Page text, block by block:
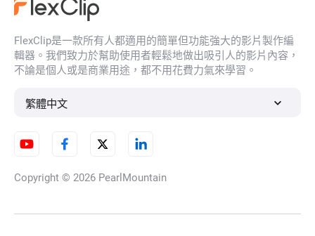
AI 照片刺青去除
FlexClip是一款所有人都適用的簡單但功能強大的影片製作編
輯器。我們致力於幫助使用者輕鬆地做出吸引人的影片內容，
不論是個人或是商業用途，都不用花費力氣來學習。
繁體中文
Copyright © 2026 PearlMountain